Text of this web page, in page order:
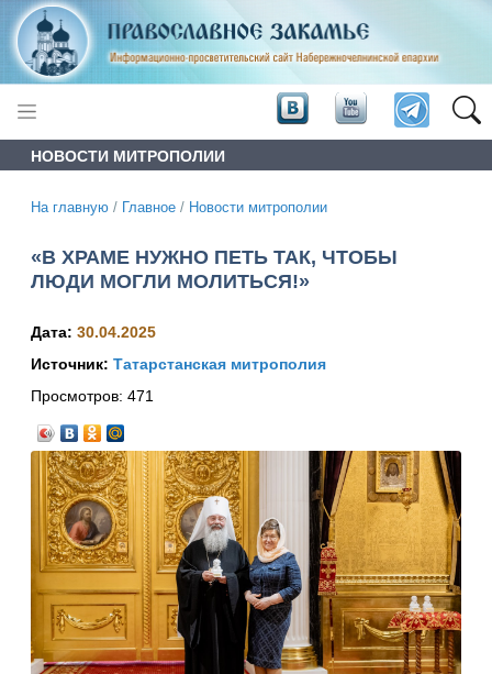
НОВОСТИ МИТРОПОЛИИ
На главную / Главное / Новости митрополии
«В ХРАМЕ НУЖНО ПЕТЬ ТАК, ЧТОБЫ
ЛЮДИ МОГЛИ МОЛИТЬСЯ!»
Дата: 30.04.2025
Источник: Татарстанская митрополия
Просмотров: 471